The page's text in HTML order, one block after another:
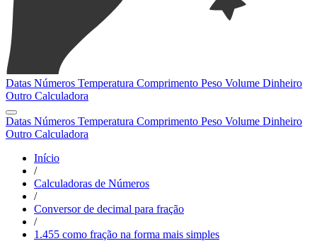
Datas Números Temperatura Comprimento Peso Volume Dinheiro
Outro Calculadora
Datas Números Temperatura Comprimento Peso Volume Dinheiro
Outro Calculadora
Início
/
Calculadoras de Números
/
Conversor de decimal para fração
/
1.455 como fração na forma mais simples